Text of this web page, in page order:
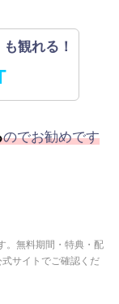
観れる！
のでお勧めです
。無料期間・特典・配
サイトでご確認くだ